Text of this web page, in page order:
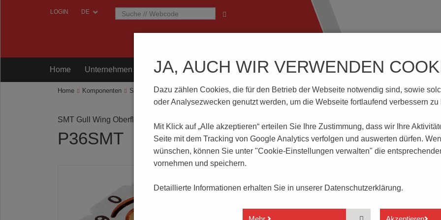
LOGIN
Home Unternehmen Komponenten Prüftechnik Wissenswertes Download | Service Branchen
Home Komponenten Schalter Drehcodierschalter P36SMT
SMT Gull Wing Oberflächenmontage
P36SMT
Stabile Anschlussstifte
C-Kontakt mittig
JA, AUCH WIR VERWENDEN
Dazu zählen Cookies, die für den Betrieb der Webseite notwendig sind, sowie
oder Analysezwecken genutzt werden, um die Webseite fortlaufend verbessern zu
Mit Klick auf „Alle akzeptieren“ erteilen Sie Ihre Zustimmung, dass wir Ihre
Seite mit dem Tracking von Google Analytics verfolgen und auswerten dürfen.
wünschen, können Sie unter "Cookie-Einstellungen verwalten" die
vornehmen und speichern.
Detaillierte Informationen erhalten Sie in unserer Datenschutzerklärung.